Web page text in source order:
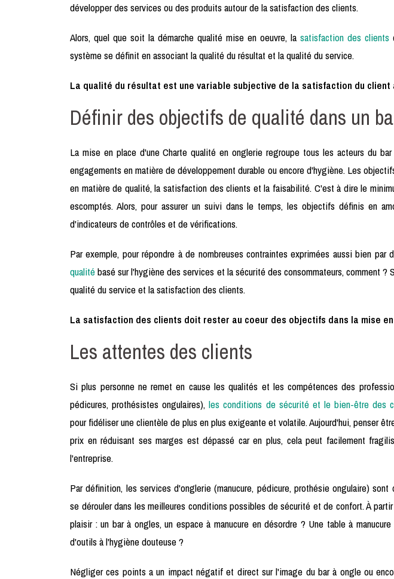
développer des services ou des produits autour de la satisfaction des clients.
Alors, quel que soit la démarche qualité mise en oeuvre, la satisfaction des clients
système se définit en associant la qualité du résultat et la qualité du service.
La qualité du résultat est une variable subjective de la satisfaction du
Définir des objectifs de qualité dans un
La mise en place d'une Charte qualité en onglerie regroupe tous les acteurs du
engagements en matière de développement durable ou encore d'hygiène. Les
en matière de qualité, la satisfaction des clients et la faisabilité. C'est à dire le
escomptés. Alors, pour assurer un suivi dans le temps, les objectifs définis en
d'indicateurs de contrôles et de vérifications.
Par exemple, pour répondre à de nombreuses contraintes exprimées aussi bien
qualitébasé sur l'hygiène des services et la sécurité des consommateurs, comment
qualité du service et la satisfaction des clients.
La satisfaction des clients doit rester au coeur des objectifs dans la mise
Les attentes des clients
Si plus personne ne remet en cause les qualités et les compétences des
pédicures, prothésistes ongulaires),les conditions de sécurité et le bien-être des
pour fidéliser une clientèle de plus en plus exigeante et volatile. Aujourd'hui, penser
prix en réduisant ses marges est dépassé car en plus, cela peut facilement
l'entreprise.
Par définition, les services d'onglerie (manucure, pédicure, prothésie ongulaire)
se dérouler dans les meilleures conditions possibles de sécurité et de confort. À
plaisir : un bar à ongles, un espace à manucure en désordre ? Une table à
d'outils à l'hygiène douteuse ?
Négliger ces points a un impact négatif et direct sur l'image du bar à ongle ou